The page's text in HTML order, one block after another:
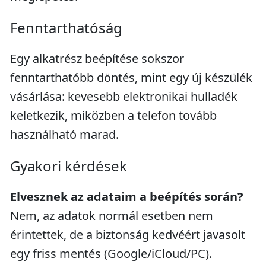
Fenntarthatóság
Egy alkatrész beépítése sokszor
fenntarthatóbb döntés, mint egy új készülék
vásárlása: kevesebb elektronikai hulladék
keletkezik, miközben a telefon tovább
használható marad.
Gyakori kérdések
Elvesznek az adataim a beépítés során?
Nem, az adatok normál esetben nem
érintettek, de a biztonság kedvéért javasolt
egy friss mentés (Google/iCloud/PC).